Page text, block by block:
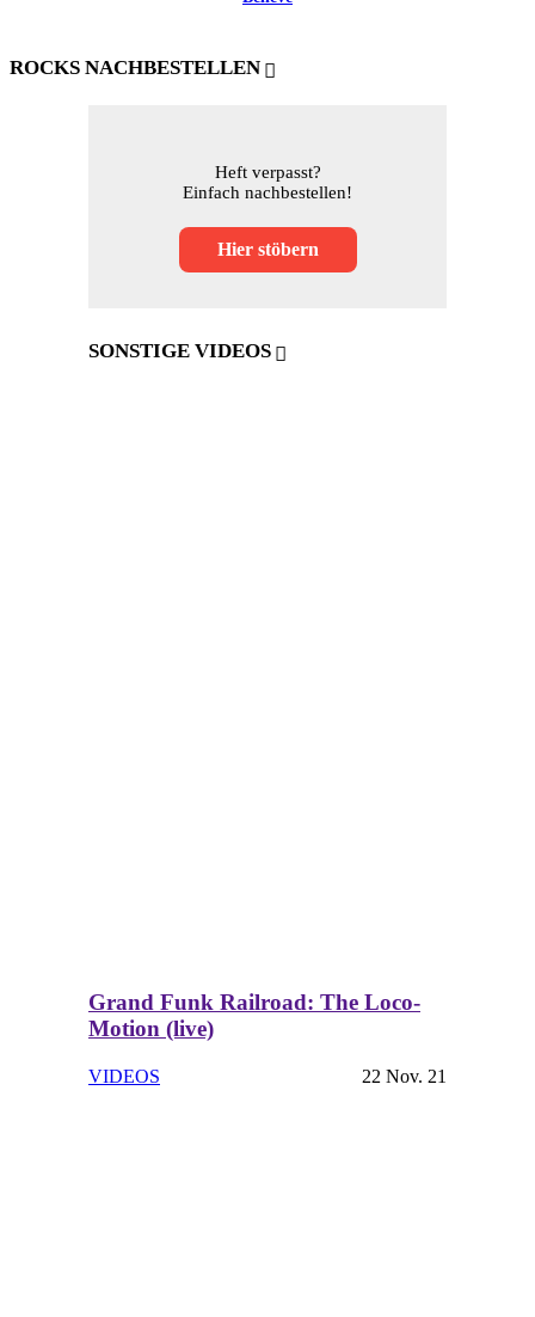
ROCKS NACHBESTELLEN
Heft verpasst?
Einfach nachbestellen!
Hier stöbern
SONSTIGE VIDEOS
Grand Funk Railroad: The Loco-
Motion (live)
VIDEOS 22 Nov. 21